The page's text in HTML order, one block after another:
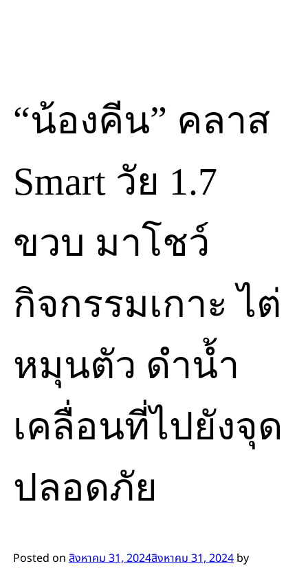
“น้องคีน” คลาส
Smart วัย 1.7
ขวบ มาโชว์
กิจกรรมเกาะ ไต่
หมุนตัว ดำน้ำ
เคลื่อนที่ไปยังจุด
ปลอดภัย
Posted onสิงหาคม 31, 2024สิงหาคม 31, 2024by